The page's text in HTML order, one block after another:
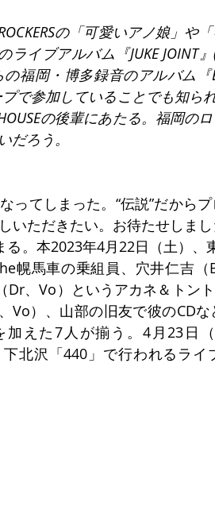
の「可愛いアノ娘」や
ライブアルバム『JUKE JOINT
岡・博多録音のアルバム『
で参加していることでも知ら
の後輩にあたる。福岡の
ろう。
ってしまった。“伝説”だから
いただきたい。お待たせしま
。本2023年4月22日（土）、
幌馬車の乗組員、穴井仁吉（
Dr、Vo）というアカネ＆トン
Vo）、山部の旧友で彼のCD
えた7人が揃う。4月23日
下北沢「440」で行われるラ